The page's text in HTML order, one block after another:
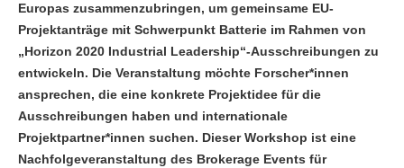
Europas zusammenzubringen, um gemeinsame EU-
Projektanträge mit Schwerpunkt Batterie im Rahmen von
„Horizon 2020 Industrial Leadership“-Ausschreibungen zu
entwickeln. Die Veranstaltung möchte Forscher*innen
ansprechen, die eine konkrete Projektidee für die
Ausschreibungen haben und internationale
Projektpartner*innen suchen. Dieser Workshop ist eine
Nachfolgeveranstaltung des Brokerage Events für